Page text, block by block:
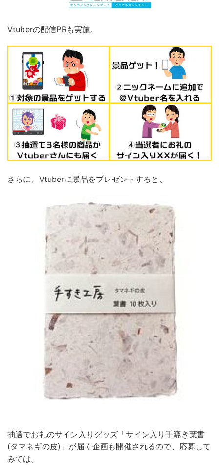
Vtuberの配信PRも実施。
さらに、Vtuberに景品をプレゼントすると、
抽選でお礼のサイン入りグッズ「サイン入り手漉き葉書
(タマネギの皮)」が届く企画も開催されるので、応募して
みては。